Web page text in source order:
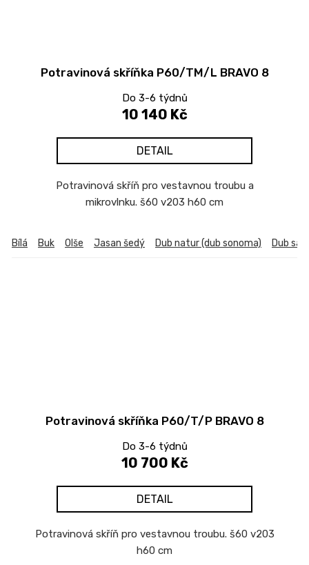
Potravinová skříňka P60/TM/L BRAVO 8
Do 3-6 týdnů
10 140 Kč
DETAIL
Potravinová skříň pro vestavnou troubu a
mikrovlnku. š60 v203 h60 cm
Bílá Buk Olše Jasan šedý Dub natur (dub sonoma) Dub
Potravinová skříňka P60/T/P BRAVO 8
Do 3-6 týdnů
10 700 Kč
DETAIL
Potravinová skříň pro vestavnou troubu. š60 v203
h60 cm